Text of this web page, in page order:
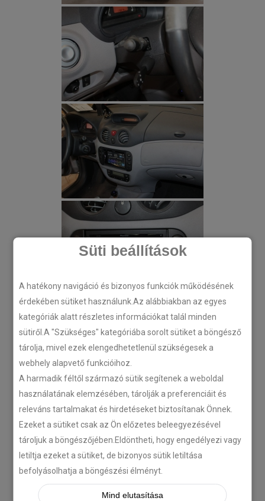
Süti beállítások
A hatékony navigáció és bizonyos funkciók működésének
érdekében sütiket használunk.Az alábbiakban az egyes
kategóriák alatt részletes információkat talál minden
sütiről.A "Szükséges" kategóriába sorolt sütiket a böngésző
tárolja, mivel ezek elengedhetetlenül szükségesek a
webhely alapvető funkcióihoz.
A harmadik féltől származó sütik segítenek a weboldal
használatának elemzésében, tárolják a preferenciáit és
releváns tartalmakat és hirdetéseket biztosítanak Önnek.
Ezeket a sütiket csak az Ön előzetes beleegyezésével
tároljuk a böngészőjében.Eldöntheti, hogy engedélyezi vagy
letiltja ezeket a sütiket, de bizonyos sütik letiltása
befolyásolhatja a böngészési élményt.
Mind elutasítása